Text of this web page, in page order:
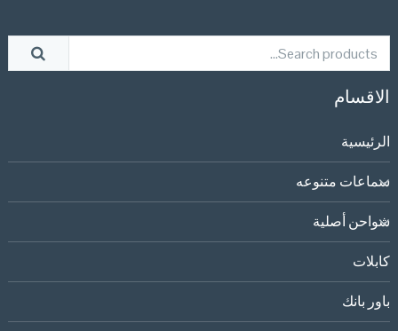
الاقسام
الرئيسية
سماعات متنوعه
شواحن أصلية
كابلات
باور بانك